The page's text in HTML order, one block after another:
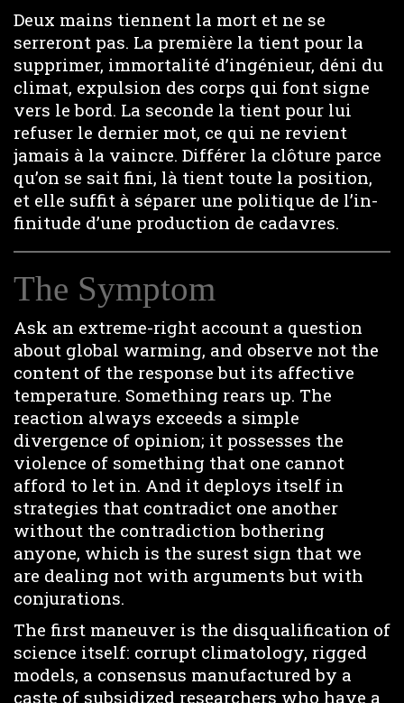
Deux mains tiennent la mort et ne se
serreront pas. La première la tient pour la
supprimer, immortalité d’ingénieur, déni du
climat, expulsion des corps qui font signe
vers le bord. La seconde la tient pour lui
refuser le dernier mot, ce qui ne revient
jamais à la vaincre. Différer la clôture parce
qu’on se sait fini, là tient toute la position,
et elle suffit à séparer une politique de l’in-
finitude d’une production de cadavres.
The Symptom
Ask an extreme-right account a question
about global warming, and observe not the
content of the response but its affective
temperature. Something rears up. The
reaction always exceeds a simple
divergence of opinion; it possesses the
violence of something that one cannot
afford to let in. And it deploys itself in
strategies that contradict one another
without the contradiction bothering
anyone, which is the surest sign that we
are dealing not with arguments but with
conjurations.
The first maneuver is the disqualification of
science itself: corrupt climatology, rigged
models, a consensus manufactured by a
caste of subsidized researchers who have a